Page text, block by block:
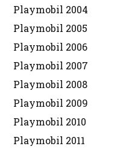
Playmobil 2004
Playmobil 2005
Playmobil 2006
Playmobil 2007
Playmobil 2008
Playmobil 2009
Playmobil 2010
Playmobil 2011